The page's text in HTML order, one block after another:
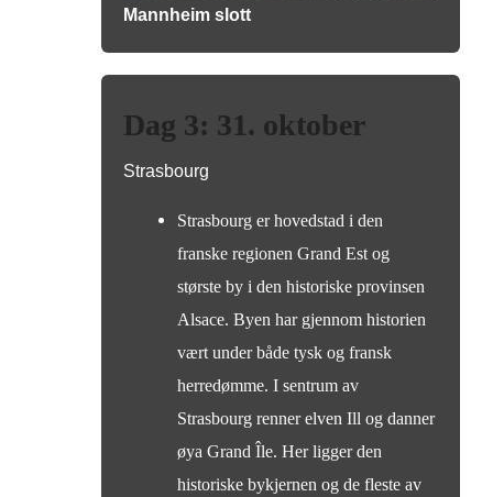
Mannheim slott
Dag 3: 31. oktober
Strasbourg
Strasbourg er hovedstad i den
franske regionen Grand Est og
største by i den historiske provinsen
Alsace. Byen har gjennom historien
vært under både tysk og fransk
herredømme. I sentrum av
Strasbourg renner elven Ill og danner
øya Grand Île. Her ligger den
historiske bykjernen og de fleste av